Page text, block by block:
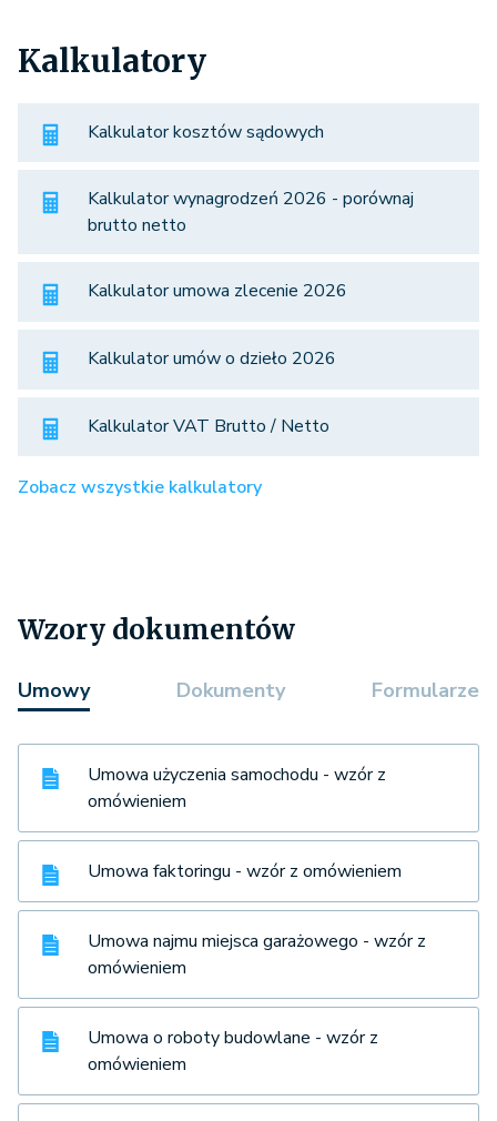
Kalkulatory
Kalkulator kosztów sądowych
Kalkulator wynagrodzeń 2026 - porównaj
brutto netto
Kalkulator umowa zlecenie 2026
Kalkulator umów o dzieło 2026
Kalkulator VAT Brutto / Netto
Zobacz wszystkie kalkulatory
Wzory dokumentów
Umowy Dokumenty Formularze
Umowa użyczenia samochodu - wzór z
omówieniem
Umowa faktoringu - wzór z omówieniem
Umowa najmu miejsca garażowego - wzór z
omówieniem
Umowa o roboty budowlane - wzór z
omówieniem